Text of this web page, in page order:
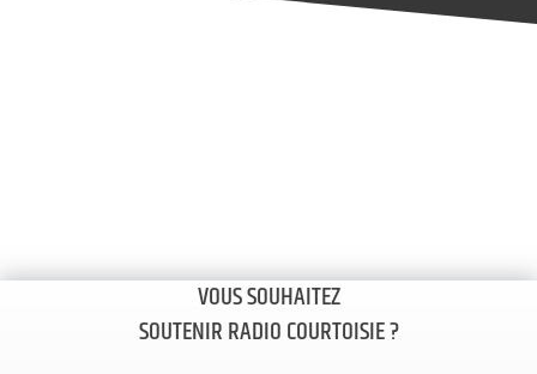
VOUS SOUHAITEZ
SOUTENIR RADIO COURTOISIE ?